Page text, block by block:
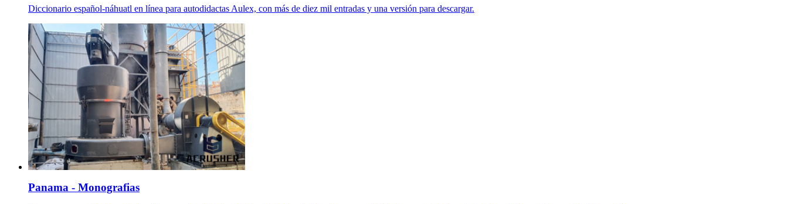
Diccionario español-náhuatl en línea para autodidactas Aulex, con más de diez mil entradas y una versión para descargar.
Panama - Monografias